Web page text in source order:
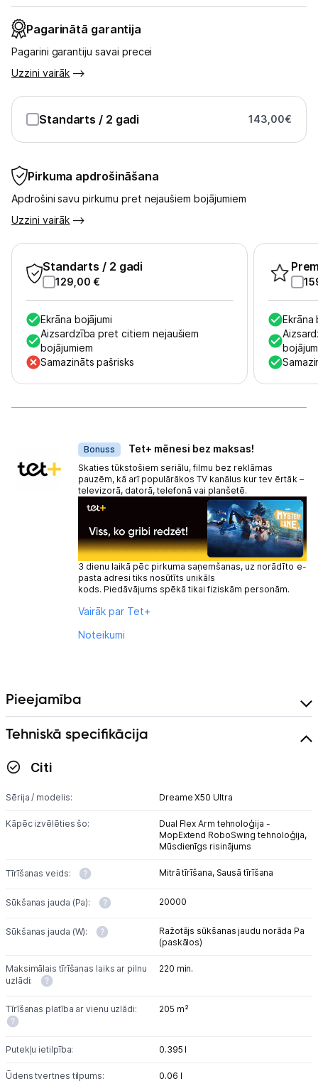
Tehnikas izvešana
Uzņēmumiem
Tet pakalpojumi
Informācija
Pirkuma apdrošināšana
Apdrošini savu pirkumu pret nejaušiem bojājumiem
Uzzini vairāk
Standarts / 2 gadi
129,00 €
Ekrāna bojājumi
Aizsardzība pret citiem nejaušiem
bojājumiem
Samazināts pašrisks
Ekrāna
Pagarinātā garantija
Pagarini garantiju savai precei
Uzzini vairāk
Standarts / 2 gadi 143,00€
Bonuss Tet+ mēnesi bez maksas!
Skaties tūkstošiem seriālu, filmu bez reklāmas
pauzēm, kā arī populārākos TV kanālus kur tev ērtāk –
televizorā, datorā, telefonā vai planšetē.
3 dienu laikā pēc pirkuma saņemšanas, uz norādīto e-
pasta adresi tiks nosūtīts unikāls
kods. Piedāvājums spēkā tikai fiziskām personām.
Vairāk par Tet+
Noteikumi
Pieejamība
Tehniskā specifikācija
Citi
Sērija / modelis: Dreame X50 Ultra
Kāpēc izvēlēties šo:
Dual Flex Arm tehnoloģija -
MopExtend RoboSwing tehnoloģija,
Mūsdienīgs risinājums
Tīrīšanas veids: Mitrā tīrīšana, Sausā tīrīšana
Sūkšanas jauda (Pa): 20000
Sūkšanas jauda (W):
Ražotājs sūkšanas jaudu norāda Pa
(paskālos)
Maksimālais tīrīšanas laiks ar pilnu
uzlādi:
220 min.
Tīrīšanas platība ar vienu uzlādi: 205 m²
Putekļu ietilpība: 0.395 l
Ūdens tvertnes tilpums: 0.06 l